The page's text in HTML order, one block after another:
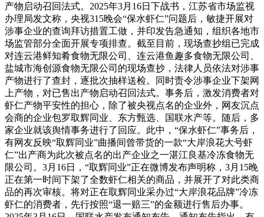
产物启动召回法式。2025年3月16日下战书，江苏省市场监视
办理局发文称，央视315晚会“保水虾仁”问题后，敏捷开展对
涉事企业的查询拜访措置工做，并印发告急通知，组织各地市
场监管部分全面开展专项排查。截至目前，现场查抄组已完成
对连云港鲜知肴食物无限公司、连云港鱼趣多食物无限公司、
盐城市海创源食物无限公司的现场查抄，法律人员依法对涉事
产物进行了查封，逐批次抽样送检。同时责令涉事企业下架网
上产物，对已售出产物启动召回法式。事务后，激发消费者对
虾仁产物平安性的担心，除了被央视点名的企业外，网友沉点
会商的企业包罗取辉同业、东方甄选、国联水产等。随后，多
家企业就该舆情事务进行了回应。此中，“保水虾仁”事务后，
有网友反映“取辉同业”曲播间曾带货的一款“大岸浪花大号虾
仁”出产商为此次被点名的出产企业之一湛江良基冷冻食物无
限公司。3月16日，“取辉同业”正在微博发布声明称，3月15晚
正在第一时间下架了全数虾仁相关的商品，并展开了对此类商
品的再次审核。将对正在取辉同业采办过“大岸浪花品牌”冷冻
虾仁的消费者，先行按照“退一赔三”的金额进行售后办事。